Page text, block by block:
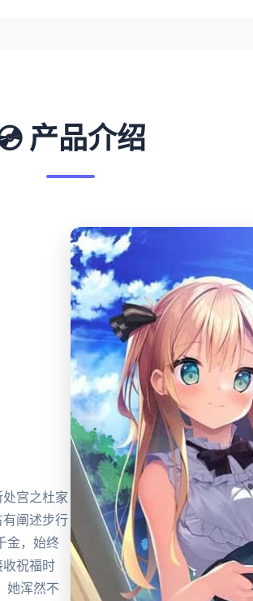
产品介绍
宫之杜家
阐述步行
金，始终
祝福时
她浑然不